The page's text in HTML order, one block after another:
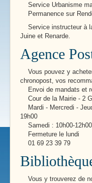
Service Urbanisme
Permanence sur
Service instructeur à
Juine et Renarde.
Agence
Vous pouvez y
chronopost, vos
Envoi de mandats et
Cour de la Mairie - 2
Mardi - Mercredi -
19h00
Samedi : 10h00-12h00
Fermeture le lundi
01 69 23 39 79
Vous y trouverez de